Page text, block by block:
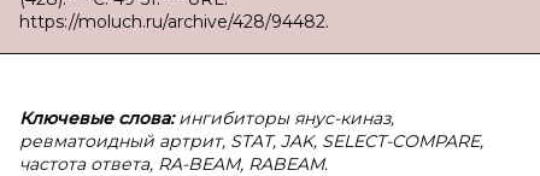
https://moluch.ru/archive/428/94482.
Ключевые слова:ингибиторы янус-киназ,
ревматоидный артрит, STAT, JAK, SELECT-COMPARE,
частота ответа, RA-BEAM, RABEAM.